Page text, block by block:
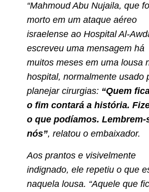
“Mahmoud Abu Nujaila, que
morto em um ataque aéreo
israelense ao Hospital Al-
escreveu uma mensagem há
muitos meses em uma lousa
hospital, normalmente usado
planejar cirurgias: “Quem
o fim contará a história.
o que podíamos. Lembrem-
nós”, relatou o embaixador.
Aos prantos e visivelmente
indignado, ele repetiu o que
naquela lousa. “Aquele que